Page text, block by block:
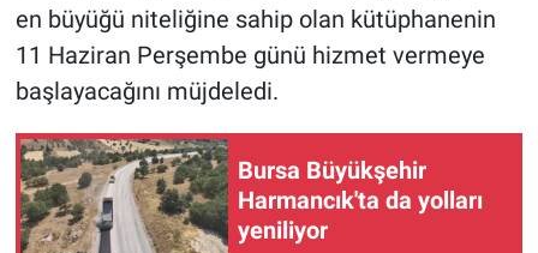
en büyüğü niteliğine sahip olan kütüphanenin
11 Haziran Perşembe günü hizmet vermeye
başlayacağını müjdeledi.
Bursa Büyükşehir
Harmancık'ta da yolları
yeniliyor